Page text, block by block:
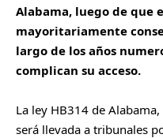
Alabama, luego de que
mayoritariamente
largo de los años
complican su acceso.
La ley HB314 de
será llevada a tribunales